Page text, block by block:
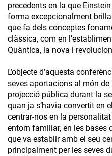
precedents en la que
forma excepcionalment
que fa dels conceptes
clàssica, com en
Quàntica, la nova i
L’objecte d’aquesta
seves aportacions al món
projecció pública durant la
quan ja s’havia convertit en
centrar-nos en la
entorn familiar, en les bases
que va establir amb el seu
principalment per les seves